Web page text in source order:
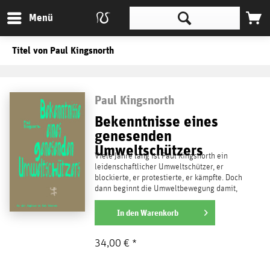
Menü
Titel von Paul Kingsnorth
Paul Kingsnorth
Bekenntnisse eines
genesenden
Umweltschützers
Viele Jahre lang ist Paul Kingsnorth ein
leidenschaftlicher Umweltschützer, er
blockierte, er protestierte, er kämpfte. Doch
dann beginnt die Umweltbewegung damit,
sich auf die...
weiterlesen
In denWarenkorb
34,00 € *